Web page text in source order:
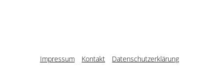
Impressum Kontakt Datenschutzerklärung